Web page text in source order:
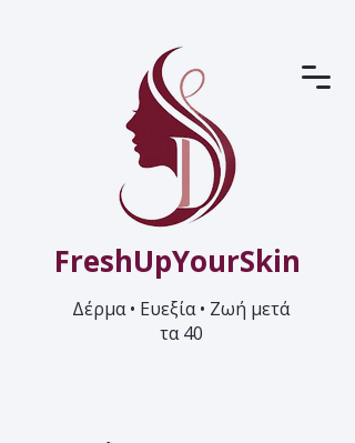
FreshUpYourSkin
Δέρμα • Ευεξία • Ζωή μετά
τα 40